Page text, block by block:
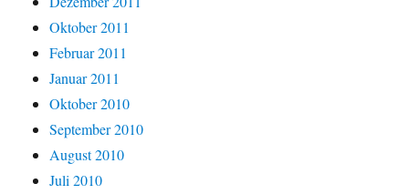
Oktober 2011
Februar 2011
Januar 2011
Oktober 2010
September 2010
August 2010
Juli 2010